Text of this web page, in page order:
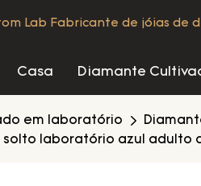
Lab Fabricante de jóias
Casa Diamante
em laboratório
solto laboratório azul